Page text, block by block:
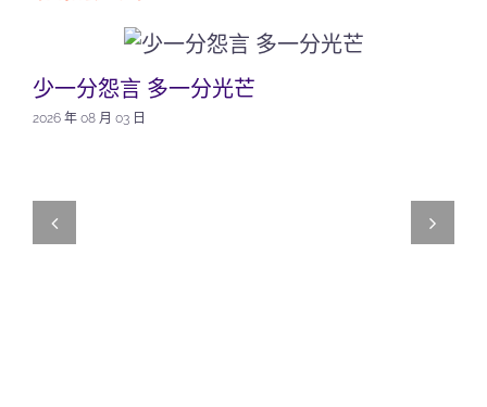
少一分怨言 多一分光芒
2026 年 08 月 03 日